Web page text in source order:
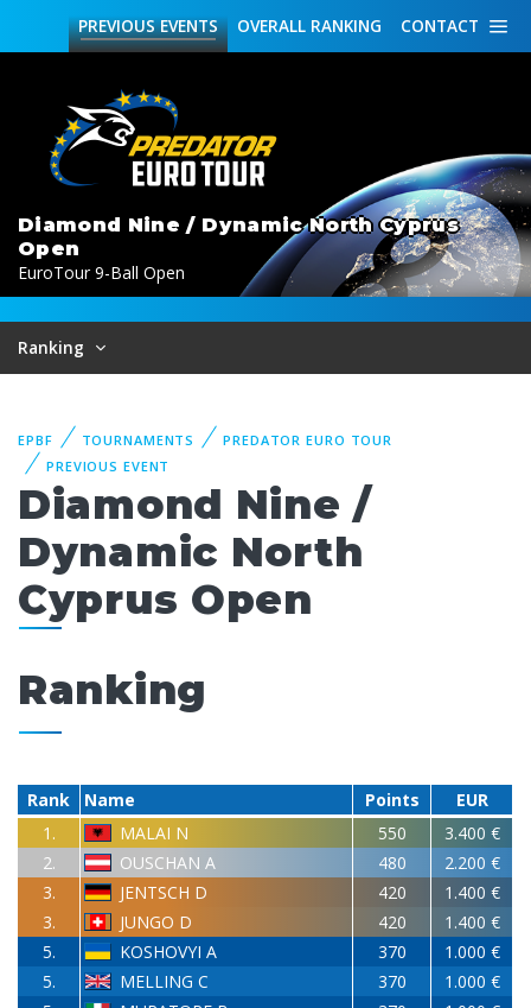
CONTACT
OVERALL RANKING
PREVIOUSEVENTS
Diamond Nine / Dynamic North Cyprus
Open
EuroTour 9-Ball Open
Ranking
EPBF TOURNAMENTS
PREDATOR EURO TOUR
PREVIOUS EVENT
Diamond Nine /
Dynamic North
Cyprus Open
Ranking
Rank Name Points
EUR
1.
MALAI N 550
3.400 €
2.
OUSCHAN A 480
2.200 €
3.
JENTSCH D 420
1.400 €
3.
JUNGO D 420
1.400 €
5.
KOSHOVYI A 370
1.000 €
5.
MELLING C 370
1.000 €